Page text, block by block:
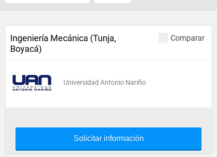
Comparar
Ingeniería Mecánica (Tunja,
Boyacá)
Universidad Antonio Nariño
Solicitar información